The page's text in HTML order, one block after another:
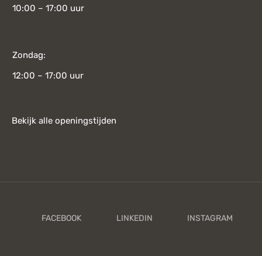
10:00 – 17:00 uur
Zondag:
12:00 – 17:00 uur
Bekijk alle openingstijden